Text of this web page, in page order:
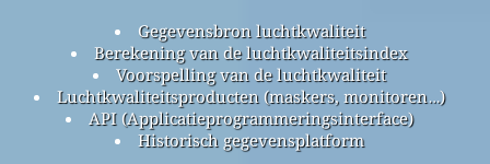
Gegevensbron luchtkwaliteit
Berekening van de luchtkwaliteitsindex
Voorspelling van de luchtkwaliteit
Luchtkwaliteitsproducten (maskers, monitoren…)
API (Applicatieprogrammeringsinterface)
Historisch gegevensplatform